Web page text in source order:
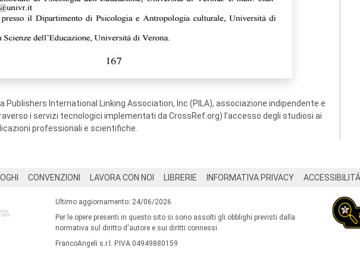
Publishers International Linking Association, Inc (PILA), associazione indipendente e
i servizi tecnologici implementati da CrossRef.org) l’accesso degli studiosi ai
professionali e scientifiche.
CONVENZIONI LAVORA CON NOI LIBRERIE INFORMATIVA PRIVACY ACCESSIBILITÁ
Ultimo aggiornamento: 24/06/2026
Per le opere presenti in questo sito si sono assolti gli obblighi previsti dalla
normativa sul diritto d'autore e sui diritti connessi.
FrancoAngeli s.r.l. P.IVA 04949880159